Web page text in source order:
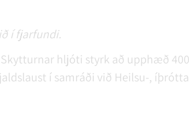
í fjarfundi.
hljóti styrk að upphæð
í samráði við Heilsu-,